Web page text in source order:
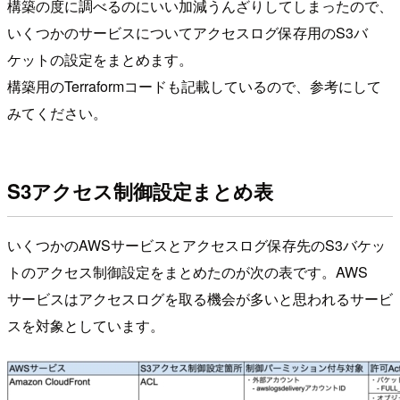
構築の度に調べるのにいい加減うんざりしてしまったので、
いくつかのサービスについてアクセスログ保存用のS3バ
ケットの設定をまとめます。
構築用のTerraformコードも記載しているので、参考にして
みてください。
S3アクセス制御設定まとめ表
いくつかのAWSサービスとアクセスログ保存先のS3バケッ
トのアクセス制御設定をまとめたのが次の表です。AWS
サービスはアクセスログを取る機会が多いと思われるサービ
スを対象としています。